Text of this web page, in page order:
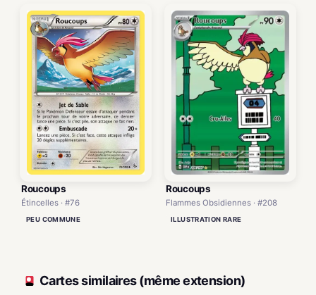
Roucoups
Étincelles · #76
PEU COMMUNE
Roucoups
Flammes Obsidiennes · #208
ILLUSTRATION RARE
Cartes similaires (même extension)